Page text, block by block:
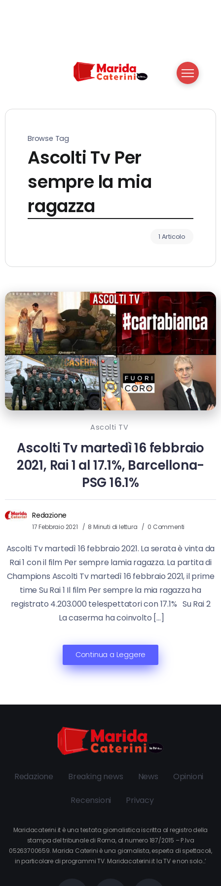
Browse Tag
Ascolti Tv Per
sempre la mia
ragazza
1 Articolo
Ascolti TV
Ascolti Tv martedì 16 febbraio
2021, Rai 1 al 17.1%, Barcellona-
PSG 16.1%
Redazione
17 Febbraio 2021 8 Minuti di lettura 0 Commenti
Ascolti Tv martedì 16 febbraio 2021. La serata è vinta da
Rai 1 con il film Per sempre lamia ragazza. La partita di
Champions Ascolti Tv martedì 16 febbraio 2021, il prime
time Su Rai 1 Il film Per sempre la mia ragazza ha
registrato 4.203.000 telespettatori con 17.1% Su Rai 2
La caserma ha coinvolto […]
Continua a Leggere
Redazione Breaking news News Opinioni
Recensioni Privacy
Maridacaterini.it è una testata giornalistica iscritta al registro della
stampa del tribunale di Roma, al numero 187/2015 – P.Iva
05263700659. Marida Caterini è una giornalista, esperta di spettacoli,
in particolare di programmi TV. Maridacaterini.it la TV e non solo…’